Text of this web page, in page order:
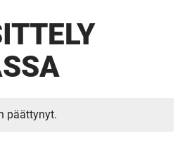
päättynyt.